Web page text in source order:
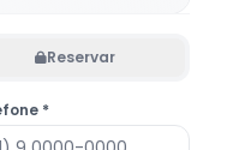
Reservar
*